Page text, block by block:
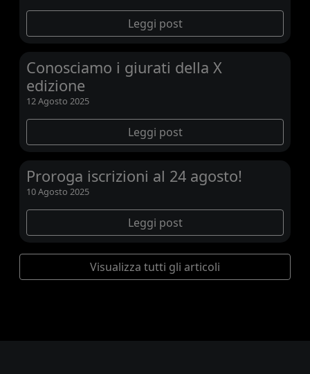
Leggi post
Conosciamo i giurati della X
edizione
12 Agosto 2025
Leggi post
Proroga iscrizioni al 24 agosto!
10 Agosto 2025
Leggi post
Visualizza tutti gli articoli